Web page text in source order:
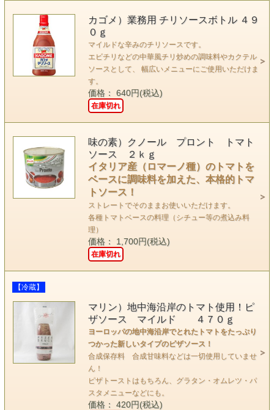
カゴメ）業務用 チリソースボトル ４９
０ｇ
マイルドな辛みのチリソースです。
エビチリなどの中華風チリ炒めの調味料やカクテル
ソースとして、 幅広いメニューにご使用いただけま
す。
価格： 640円(税込)
在庫切れ
味の素）クノール プロント トマト
ソース ２ｋｇ
イタリア産（ロマーノ種）のトマトを
ベースに調味料を加えた、本格的トマ
トソース！
ストレートでそのままお使いいただけます。
各種トマトベースの料理（シチュー等の煮込み料
理）
価格： 1,700円(税込)
在庫切れ
【冷蔵】
マリン）地中海沿岸のトマト使用！ピ
ザソース マイルド ４７０ｇ
ヨーロッパの地中海沿岸でとれたトマトをたっぷり
つかった新しいタイプのピザソース！
合成保存料 合成甘味料などは一切使用していませ
ん！
ピザトーストはもちろん、グラタン・オムレツ・パ
スタメニューなどにも。
価格： 420円(税込)